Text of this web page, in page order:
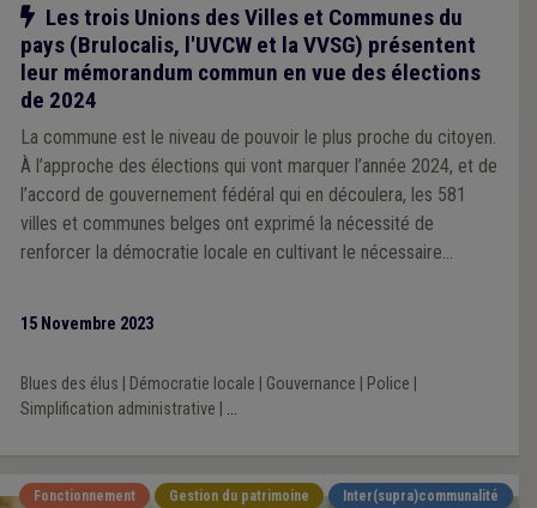
Notre action
Les trois Unions des Villes et Communes du
pays (Brulocalis, l'UVCW et la VVSG) présentent
leur mémorandum commun en vue des élections
de 2024
La commune est le niveau de pouvoir le plus proche du citoyen.
À l’approche des élections qui vont marquer l’année 2024, et de
l’accord de gouvernement fédéral qui en découlera, les 581
villes et communes belges ont exprimé la nécessité de
renforcer la démocratie locale en cultivant le nécessaire
ressources financières. C’est le message des trois associations
représentant les villes et communes belges – Brulocalis (Ville
et communes bruxelloises), l’Union des Villes et Communes
Wallonnes (UVCW), et la Vereniging van de Vlaamse Steden en
15 Novembre 2023
Blues des élus Démocratie locale Gouvernance Police
Simplification administrative
...
Fonctionnement Gestion du patrimoine
Inter(supra)communalité